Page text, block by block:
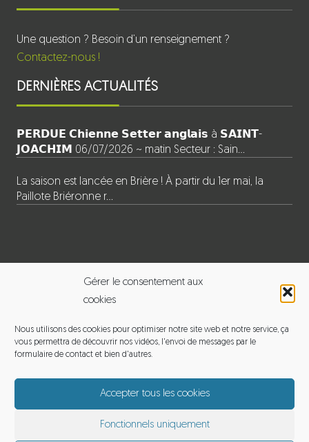
Gérer le consentement aux
cookies
Nous utilisons des cookies pour optimiser notre site web et notre service, ça
vous permettra de découvrir nos vidéos, l'envoi de messages par le
formulaire de contact et bien d'autres.
Accepter tous les cookies
Fonctionnels uniquement
Une question ? Besoin d’un renseignement ?
Contactez-nous !
DERNIÈRES ACTUALITÉS
𝗣𝗘𝗥𝗗𝗨𝗘 𝗖𝗵𝗶𝗲𝗻𝗻𝗲 𝗦𝗲𝘁𝘁𝗲𝗿 𝗮𝗻𝗴𝗹𝗮𝗶𝘀 à 𝗦𝗔𝗜𝗡𝗧-
𝗝𝗢𝗔𝗖𝗛𝗜𝗠 06/07/2026 ~ matin Secteur : Sain…
La saison est lancée en Brière ! À partir du 1er mai, la
Paillote Briéronne r…
Adresse : 120 le pouet, 44720 Saint-Joachim
Email :michelmoyon2@gmail.com
Téléphone : 06 60 12 65 01